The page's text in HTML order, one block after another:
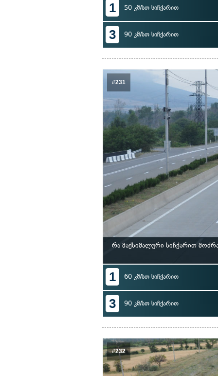
1 50 კმ/სთ სიჩქარით
3 90 კმ/სთ სიჩქარით
#231
რა მაქსიმალური სიჩქარით
1 60 კმ/სთ სიჩქარით
3 90 კმ/სთ სიჩქარით
#232